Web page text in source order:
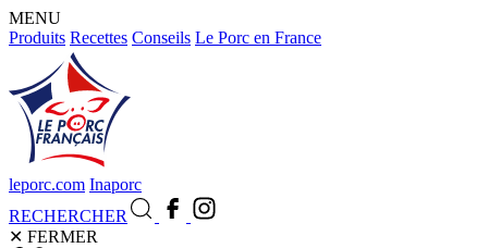
MENU
Produits Recettes Conseils Le Porc en France
leporc.com Inaporc
RECHERCHER
✕ FERMER